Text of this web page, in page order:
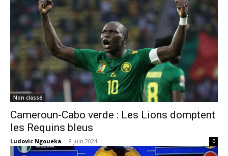
Non classé
Cameroun-Cabo verde : Les Lions domptent
les Requins bleus
Ludovic Ngoueka - 8 juin 2024 0